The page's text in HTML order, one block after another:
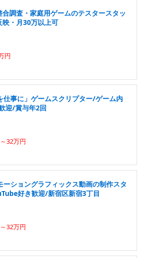
調査・家庭用ゲームのテスタースタッ
映・月30万以上可
円
仕事に」ゲームスクリプター/ゲーム内
迎/賞与年2回
32万円
ーショングラフィックス動画の制作スタ
好き歓迎/新宿区新宿3丁目
32万円